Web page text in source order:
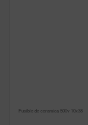
Fusible de ceramica 500v 10x38